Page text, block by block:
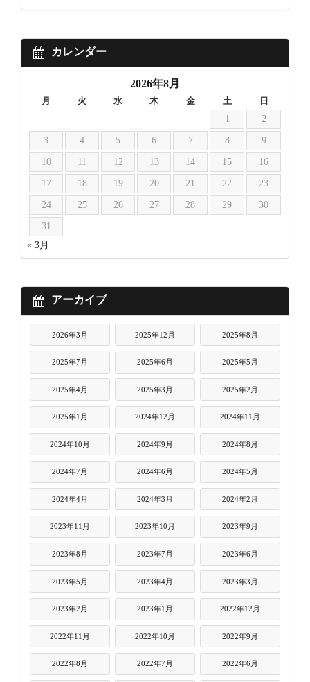
カレンダー
2026年8月
月 火 水 木 金 土 日
1 2
3 4 5 6 7 8 9
10 11 12 13 14 15 16
17 18 19 20 21 22 23
24 25 26 27 28 29 30
31
« 3月
アーカイブ
2026年3月 2025年12月 2025年8月
2025年7月 2025年6月 2025年5月
2025年4月 2025年3月 2025年2月
2025年1月 2024年12月 2024年11月
2024年10月 2024年9月 2024年8月
2024年7月 2024年6月 2024年5月
2024年4月 2024年3月 2024年2月
2023年11月 2023年10月 2023年9月
2023年8月 2023年7月 2023年6月
2023年5月 2023年4月 2023年3月
2023年2月 2023年1月 2022年12月
2022年11月 2022年10月 2022年9月
2022年8月 2022年7月 2022年6月